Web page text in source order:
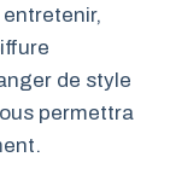
de style
permettra